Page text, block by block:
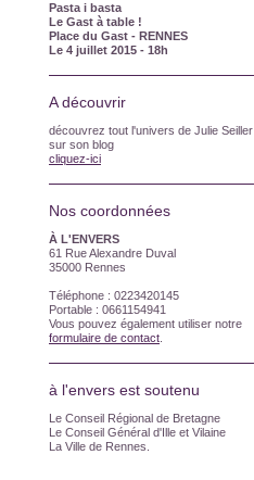
Pasta i basta
Le Gast à table !
Place du Gast - RENNES
Le 4 juillet 2015 - 18h
A découvrir
découvrez tout l'univers de Julie Seiller
sur son blog
cliquez-ici
Nos coordonnées
À L'ENVERS
61 Rue Alexandre Duval
35000 Rennes
Téléphone : 0223420145
Portable : 0661154941
Vous pouvez également utiliser notre
formulaire de contact
à l'envers est soutenu
Le Conseil Régional de Bretagne
Le Conseil Général d'Ille et Vilaine
La Ville de Rennes.